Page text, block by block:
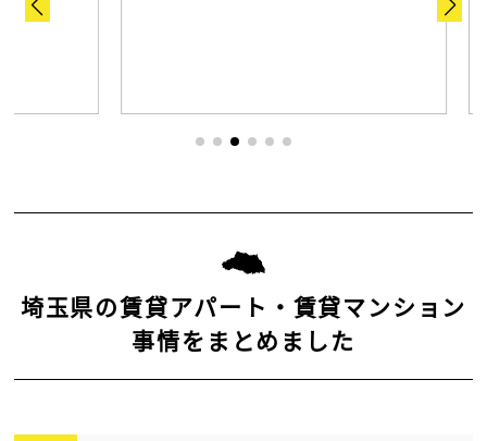
埼玉県の賃貸アパート・賃貸マンション
事情をまとめました